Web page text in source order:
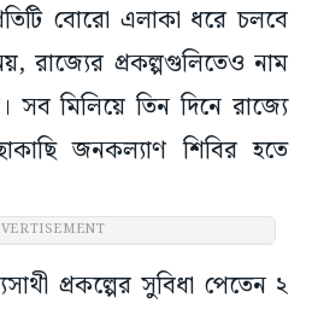
বোরো এলাকা ধরে চলবে
রাজ্যের প্রকল্পগুলিতেও নাম
সব মিলিয়ে তিন দিনে রাজ্যে
জনকল্যাণ শিবির হতে
প্রকল্পের সুবিধা পেতেন ২